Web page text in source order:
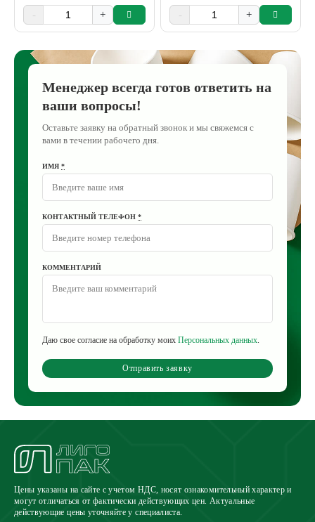
- + - +
Менеджер всегда готов ответить на
ваши вопросы!
Оставьте заявку на обратный звонок и мы свяжемся с
вами в течении рабочего дня.
ИМЯ *
КОНТАКТНЫЙ ТЕЛЕФОН *
КОММЕНТАРИЙ
Даю свое согласие на обработку моих Персональных данных.
Отправить заявку
Цены указаны на сайте с учетом НДС, носят ознакомительный характер и
могут отличаться от фактически действующих цен. Актуальные
действующие цены уточняйте у специалиста.